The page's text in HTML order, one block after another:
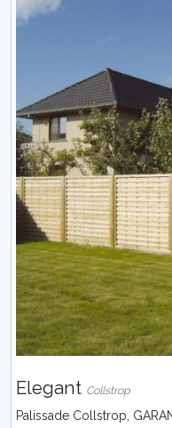
Elegant Collstrop
Palissade Collstrop,